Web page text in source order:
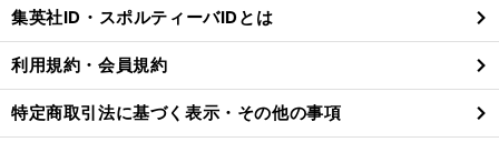
る
集英社ID・スポルティーバIDとは
利用規約・会員規約
特定商取引法に基づく表示・その他の事項